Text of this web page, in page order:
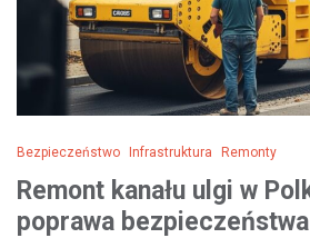
Bezpieczeństwo Infrastruktura Remonty
Remont kanału ulgi w
poprawa bezpieczeństwa